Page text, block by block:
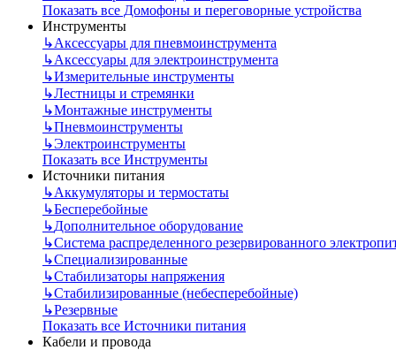
Показать все Домофоны и переговорные устройства
Инструменты
↳Аксессуары для пневмоинструмента
↳Аксессуары для электроинструмента
↳Измерительные инструменты
↳Лестницы и стремянки
↳Монтажные инструменты
↳Пневмоинструменты
↳Электроинструменты
Показать все Инструменты
Источники питания
↳Аккумуляторы и термостаты
↳Бесперебойные
↳Дополнительное оборудование
↳Система распределенного резервированного
↳Специализированные
↳Стабилизаторы напряжения
↳Стабилизированные (небесперебойные)
↳Резервные
Показать все Источники питания
Кабели и провода